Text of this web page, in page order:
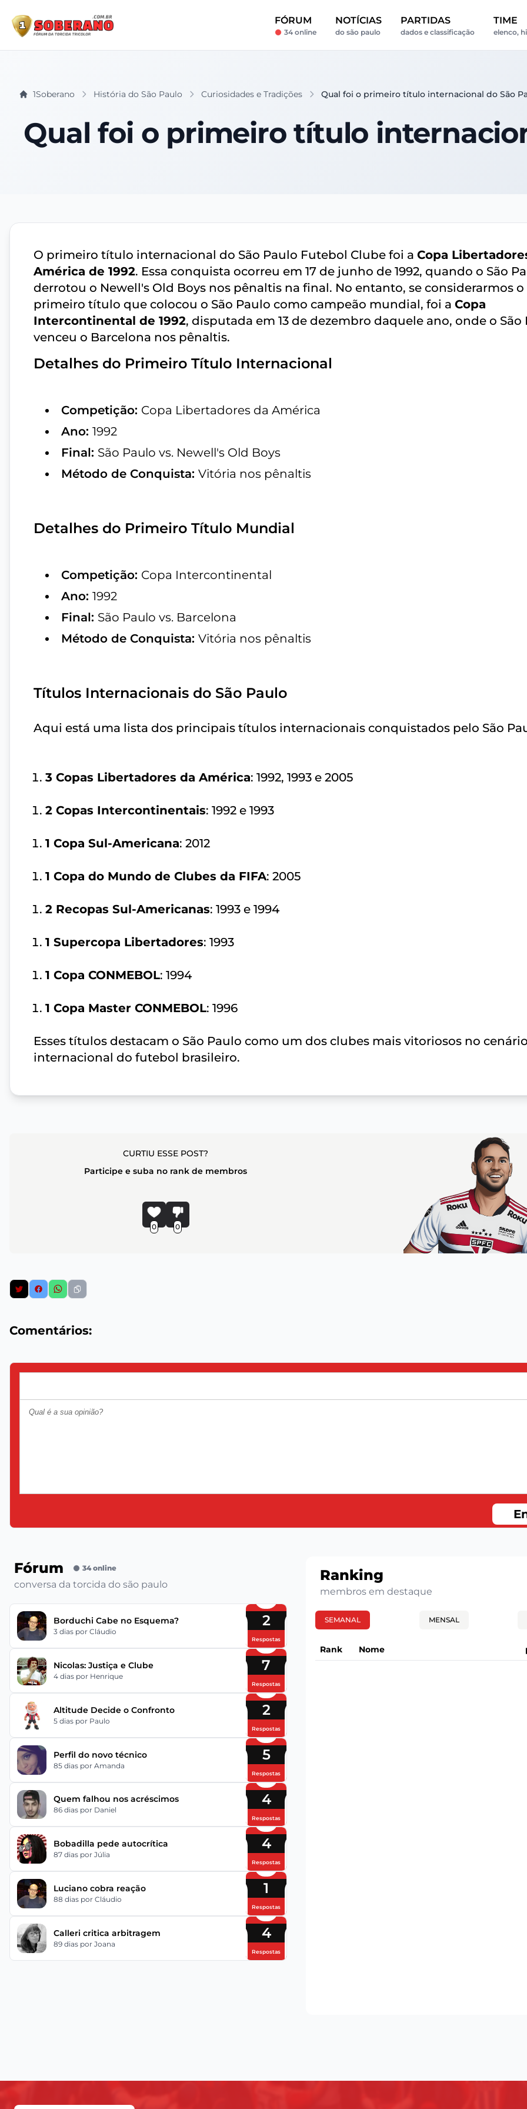
FÓRUM
34 online
NOTÍCIAS
do são paulo
PARTIDAS
dados e classificação
TIME
elenco,
1Soberano História do São Paulo Curiosidades e Tradições Qual foi o primeiro título internacional do São
Qual foi o primeiro título
O primeiro título internacional do São Paulo Futebol Clube foi a Copa
América de 1992. Essa conquista ocorreu em 17 de junho de 1992, quando o São
derrotou o Newell's Old Boys nos pênaltis na final. No entanto, se considerarmos o
primeiro título que colocou o São Paulo como campeão mundial, foi a Copa
Intercontinental de 1992, disputada em 13 de dezembro daquele ano, onde o São
venceu o Barcelona nos pênaltis.
Detalhes do Primeiro Título Internacional
Competição: Copa Libertadores da América
Ano: 1992
Final: São Paulo vs. Newell's Old Boys
Método de Conquista: Vitória nos pênaltis
Detalhes do Primeiro Título Mundial
Competição: Copa Intercontinental
Ano: 1992
Final: São Paulo vs. Barcelona
Método de Conquista: Vitória nos pênaltis
Títulos Internacionais do São Paulo
Aqui está uma lista dos principais títulos internacionais conquistados pelo São
3 Copas Libertadores da América: 1992, 1993 e 2005
2 Copas Intercontinentais: 1992 e 1993
1 Copa Sul-Americana: 2012
1 Copa do Mundo de Clubes da FIFA: 2005
2 Recopas Sul-Americanas: 1993 e 1994
1 Supercopa Libertadores: 1993
1 Copa CONMEBOL: 1994
1 Copa Master CONMEBOL: 1996
Esses títulos destacam o São Paulo como um dos clubes mais vitoriosos no
internacional do futebol brasileiro.
CURTIU ESSE POST?
Participe e suba no rank de membros
0 0
Comentários:
Fórum 34 online
conversa da torcida do são paulo
Borduchi Cabe no Esquema?
3 dias por Cláudio
2
Respostas
Nicolas: Justiça e Clube
4 dias por Henrique
7
Respostas
Altitude Decide o Confronto
5 dias por Paulo
2
Respostas
Perfil do novo técnico
85 dias por Amanda
5
Respostas
Quem falhou nos acréscimos
86 dias por Daniel
4
Respostas
Bobadilla pede autocrítica
87 dias por Júlia
4
Respostas
Luciano cobra reação
88 dias por Cláudio
1
Respostas
Calleri critica arbitragem
89 dias por Joana
4
Respostas
Ranking
membros em destaque
SEMANAL MENSAL
Rank Nome